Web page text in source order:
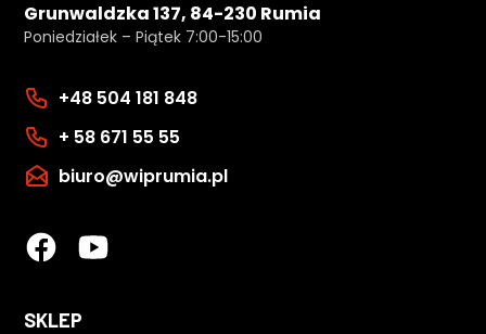
Grunwaldzka 137, 84-230 Rumia
Poniedziałek – Piątek 7:00-15:00
+48 504 181 848
+ 58 671 55 55
biuro@wiprumia.pl
SKLEP